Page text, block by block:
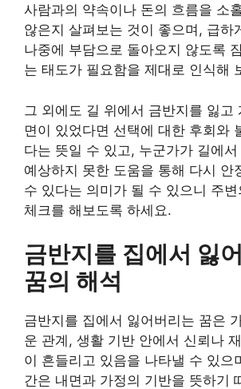
사람과의 약속이나 돈의 흐름을 소
않은지 살펴보는 것이 좋으며, 급하
나중에 부담으로 돌아오지 않도록
는 태도가 필요함을 제대로 인식해
그 외에도 길 위에서 금반지를 잃고
면이 있었다면 선택에 대한 후회와
다는 뜻일 수 있고, 누군가가 길에
예상하지 못한 도움을 통해 다시 안
수 있다는 의미가 될 수 있으니 주
체크를 해보도록 하세요.
금반지를 집에서 잃
꿈의 해석
금반지를 집에서 잃어버리는 꿈은
운 관계, 생활 기반 안에서 신뢰나
이 흔들리고 있음을 나타낼 수 있으
간은 내면과 가정의 기반을 뜻하기